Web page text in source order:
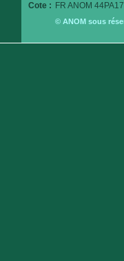
Cote : FR ANOM
© ANOM sous